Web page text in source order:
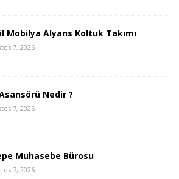
Mobilya Alyans Koltuk Takımı
7, 2026
Nedir ?
7, 2026
Muhasebe Bürosu
7, 2026